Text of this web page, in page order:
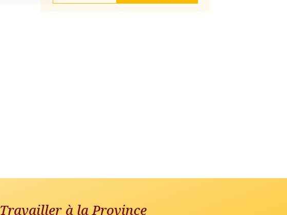
Travailler à la Province